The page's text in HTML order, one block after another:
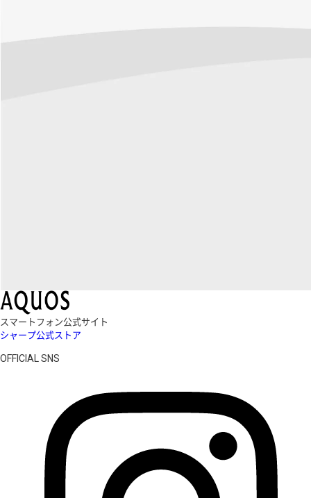
スマートフォン公式サイト
シャープ公式ストア
OFFICIAL SNS